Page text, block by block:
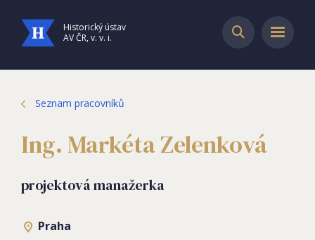
Historický ústav
AV ČR, v. v. i.
Seznam pracovníků
Ing. Markéta Zelenková
projektová manažerka
Praha